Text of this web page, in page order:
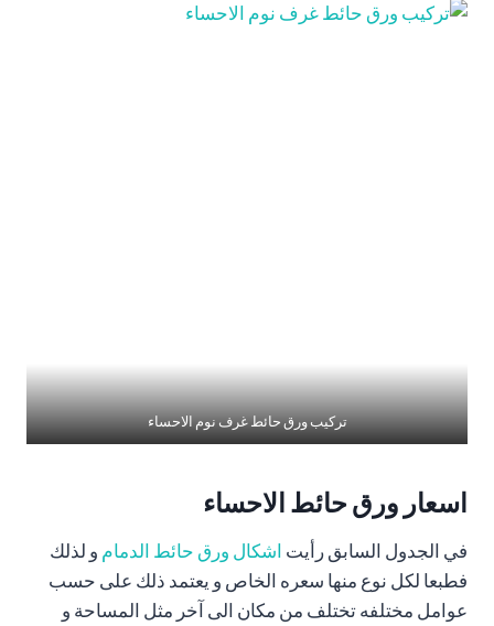
تركيب ورق حائط غرف نوم الاحساء
اسعار ورق حائط الاحساء
في الجدول السابق رأيت اشكال ورق حائط الدمام و لذلك
فطبعا لكل نوع منها سعره الخاص و يعتمد ذلك على حسب
عوامل مختلفه تختلف من مكان الى آخر مثل المساحة و